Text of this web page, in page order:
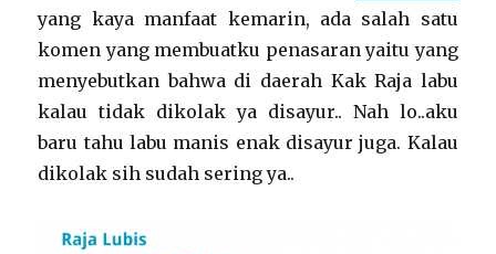
yang kaya manfaat kemarin, ada salah satu
komen yang membuatku penasaran yaitu yang
menyebutkan bahwa di daerah Kak Raja labu
kalau tidak dikolak ya disayur.. Nah lo..aku
baru tahu labu manis enak disayur juga. Kalau
dikolak sih sudah sering ya..